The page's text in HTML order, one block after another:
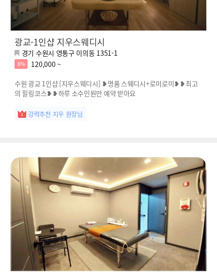
광교-1인샵 지우스웨디시
경기 수원시 영통구 이의동 1351-1
8%
120,000 ~
수원 광교 1인샵 [지우스웨디시] ❥명품 스웨디시+로미로미❥❥최고
의 힐링코스❥❥하루 소수인원만 예약 받아요
강력추천 지우 원장님